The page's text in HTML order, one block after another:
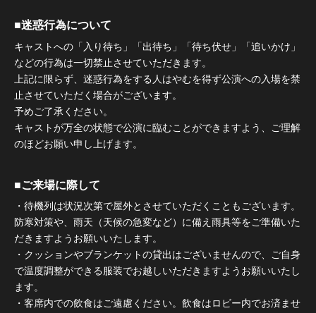
■迷惑行為について
キャストへの「入り待ち」「出待ち」「待ち伏せ」「追いかけ」
などの行為は一切禁止させていただきます。
上記に限らず、迷惑行為をする人はやむを得ず公演への入場を禁
止させていただく場合がございます。
予めご了承ください。
キャストが万全の状態で公演に臨むことができますよう、ご理解
のほどお願い申し上げます。
■ご来場に際して
・待機列は状況次第で屋外とさせていただくこともございます。
防寒対策や、雨天（天候の急変など）に備え雨具等をご準備いた
だきますようお願いいたします。
・クッションやブランケットの貸出はございませんので、ご自身
で温度調整ができる服装でお越しいただきますようお願いいたし
ます。
・客席内での飲食はご遠慮ください。飲食はロビー内でお済ませ